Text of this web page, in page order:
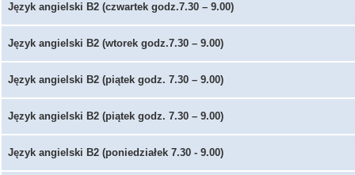
Język angielski B2 (czwartek godz.7.30 – 9.00)
Język angielski B2 (wtorek godz.7.30 – 9.00)
Język angielski B2 (piątek godz. 7.30 – 9.00)
Język angielski B2 (piątek godz. 7.30 – 9.00)
Język angielski B2 (poniedziałek 7.30 - 9.00)